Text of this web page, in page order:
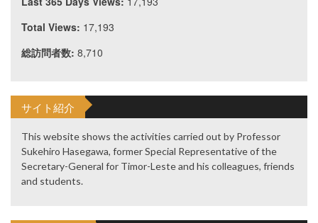
Total Views: 17,193
総訪問者数: 8,710
サイト紹介
This website shows the activities carried out by Professor
Sukehiro Hasegawa, former Special Representative of the
Secretary-General for Timor-Leste and his colleagues, friends
and students.